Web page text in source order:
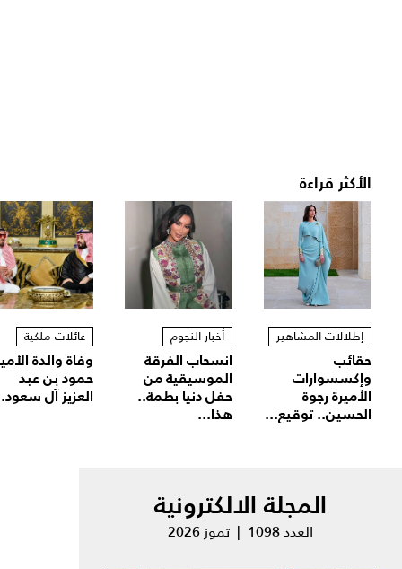
الأكثر قراءة
إطلالات المشاهير
حقائب
وإكسسوارات
الأميرة رجوة
الحسين.. توقيع...
أخبار النجوم
انسحاب الفرقة
الموسيقية من
حفل دنيا بطمة..
هذا...
عائلات ملكية
وفاة والدة
حمود بن عبد
العزيز آل
المجلة الالكترونية
العدد 1098 | تموز 2026